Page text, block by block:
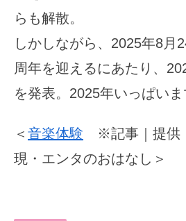
らも解散。
しかしながら、2025年8月
周年を迎えるにあたり、
を発表。2025年いっぱいま
＜ 音楽体験 ※記事｜提供
現・エンタのおはなし＞